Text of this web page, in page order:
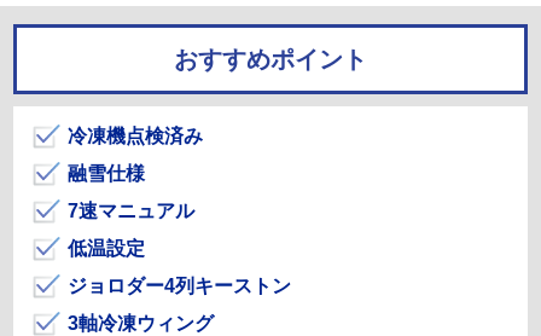
おすすめポイント
冷凍機点検済み
融雪仕様
7速マニュアル
低温設定
ジョロダー4列キーストン
3軸冷凍ウィング